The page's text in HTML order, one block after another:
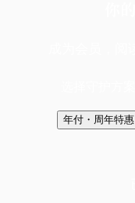
年付・周年特惠